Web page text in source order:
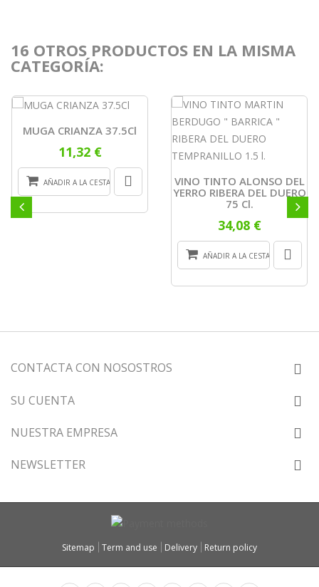
16 OTROS PRODUCTOS EN LA MISMA
CATEGORÍA:
MUGA CRIANZA 37.5Cl
11,32 €
AÑADIR A LA CESTA
VINO TINTO ALONSO DEL
YERRO RIBERA DEL DUERO
75 Cl.
34,08 €
AÑADIR A LA CESTA
CONTACTA CON NOSOSTROS
SU CUENTA
NUESTRA EMPRESA
NEWSLETTER
Sitemap Term and use Delivery Return policy